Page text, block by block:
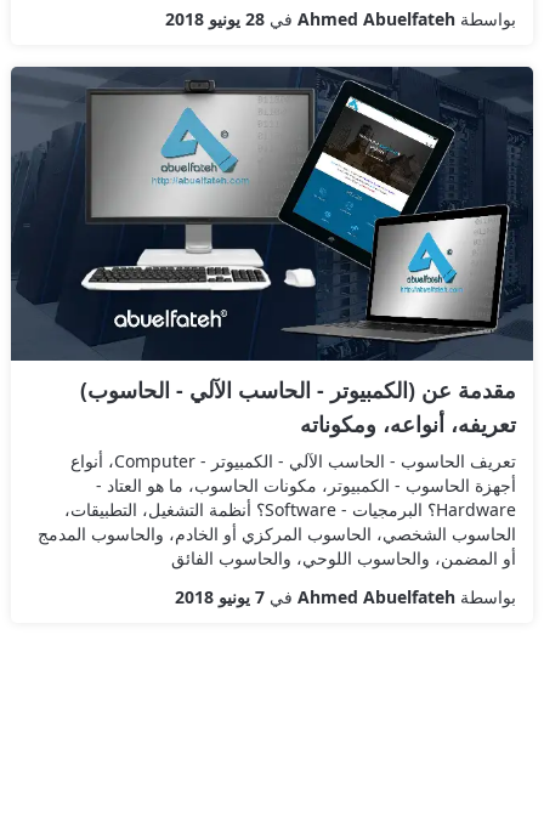
بواسطة Ahmed Abuelfatehفي 28 يونيو 2018
مقدمة عن (الكمبيوتر - الحاسب الآلي - الحاسوب)
تعريفه، أنواعه، ومكوناته
بواسطة Ahmed Abuelfatehفي 7 يونيو 2018
تعريف الحاسوب - الحاسب الآلي - الكمبيوتر - Computer، أنواع
أجهزة الحاسوب - الكمبيوتر، مكونات الحاسوب، ما هو العتاد -
Hardware؟ البرمجيات - Software؟ أنظمة التشغيل، التطبيقات،
الحاسوب الشخصي، الحاسوب المركزي أو الخادم، والحاسوب المدمج
أو المضمن، والحاسوب اللوحي، والحاسوب الفائق